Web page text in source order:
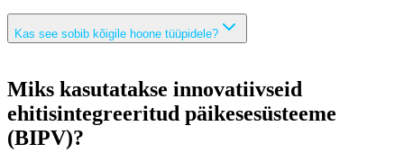
Kas see sobib kõigile hoone tüüpidele?
Miks kasutatakse innovatiivseid
ehitisintegreeritud päikesesüsteeme
(BIPV)?